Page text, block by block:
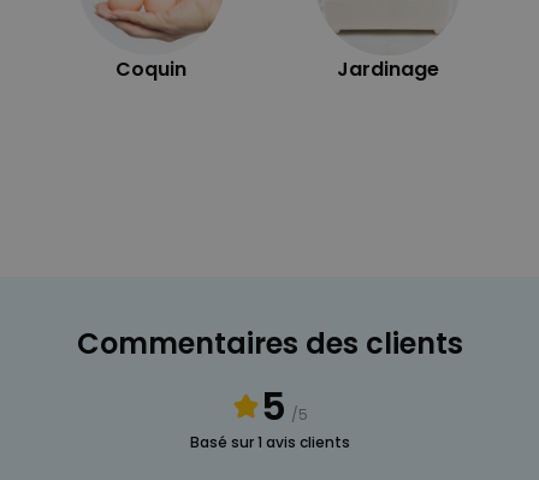
Coquin Jardinage
Commentaires des clients
5 /5
Basé sur 1 avis clients